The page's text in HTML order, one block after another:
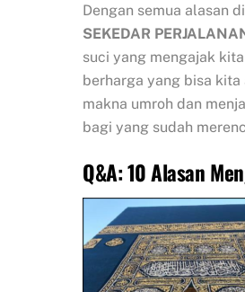
Dengan semua alasan
SEKEDAR
suci yang mengajak
berharga yang bisa
makna umroh dan
bagi yang sudah
Q&A: 10 Alasan